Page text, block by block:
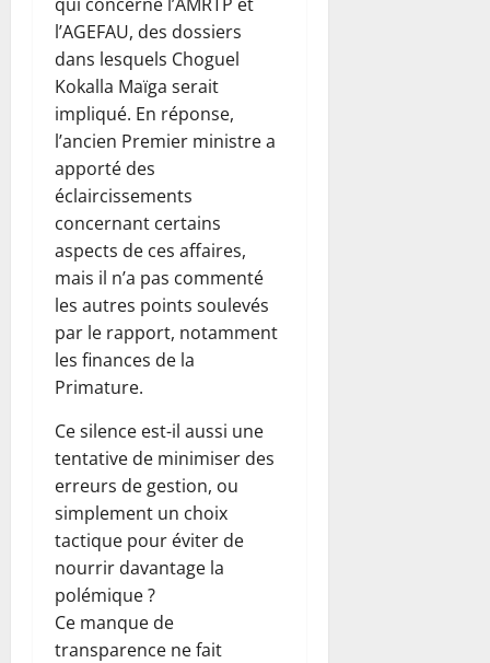
l’AGEFAU, des dossiers
dans lesquels Choguel
Kokalla Maïga serait
impliqué. En réponse,
l’ancien Premier ministre a
apporté des
éclaircissements
concernant certains
aspects de ces affaires,
mais il n’a pas commenté
les autres points soulevés
par le rapport, notamment
les finances de la
Primature.
Ce silence est-il aussi une
tentative de minimiser des
erreurs de gestion, ou
simplement un choix
tactique pour éviter de
nourrir davantage la
polémique ?
Ce manque de
transparence ne fait